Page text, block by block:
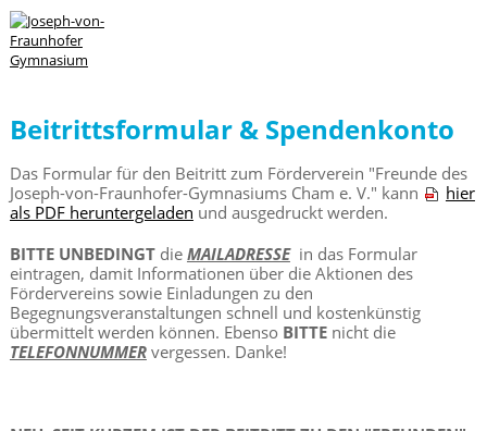
Beitrittsformular & Spendenkonto
Das Formular für den Beitritt zum Förderverein "Freunde des
Joseph-von-Fraunhofer-Gymnasiums Cham e. V." kann
hier
als PDF heruntergeladen und ausgedruckt werden.
BITTE UNBEDINGTdie MAILADRESSE in das Formular
eintragen, damit Informationen über die Aktionen des
Fördervereins sowie Einladungen zu den
Begegnungsveranstaltungen schnell und kostenkünstig
übermittelt werden können. Ebenso BITTE nicht die
TELEFONNUMMER vergessen. Danke!